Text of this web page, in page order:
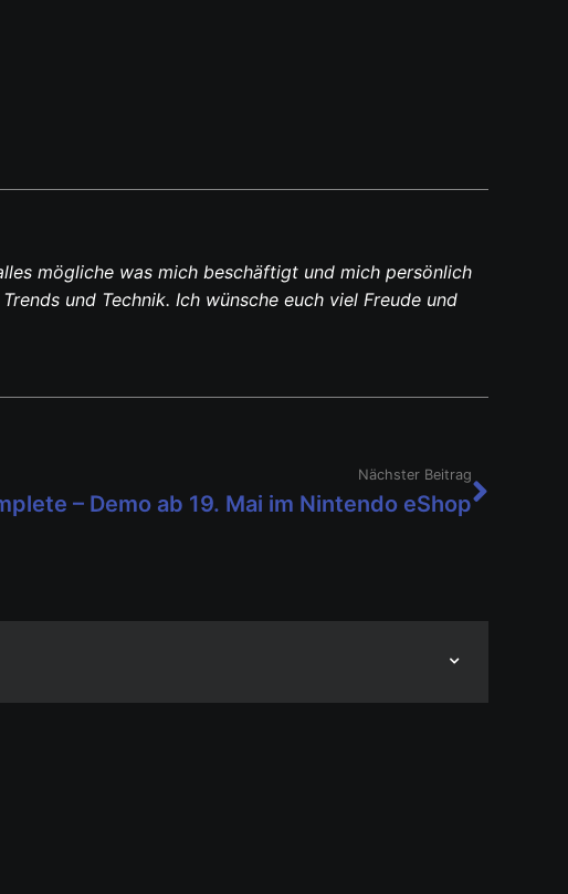
mögliche was mich beschäftigt und mich persönlich
und Technik. Ich wünsche euch viel Freude und
Nächster Beitrag
– Demo ab 19. Mai im Nintendo eShop